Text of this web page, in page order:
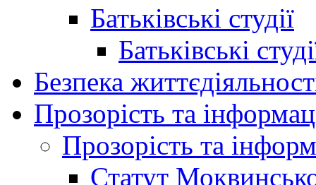
Батьківські студії
Батьківські
Безпека
Прозорість та
Прозорість та
Статут